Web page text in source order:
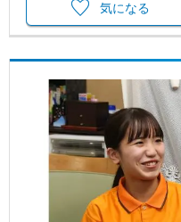
気になる